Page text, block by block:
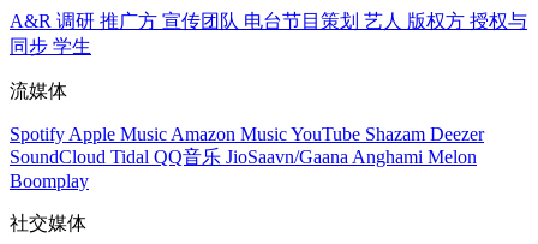
A&R 调研 推广方 宣传团队 电台节目策划 艺人 版权方 授权与
同步 学生
流媒体
Spotify Apple Music Amazon MusicYouTube Shazam Deezer
SoundCloud Tidal QQ音乐 JioSaavn/Gaana Anghami Melon
Boomplay
社交媒体